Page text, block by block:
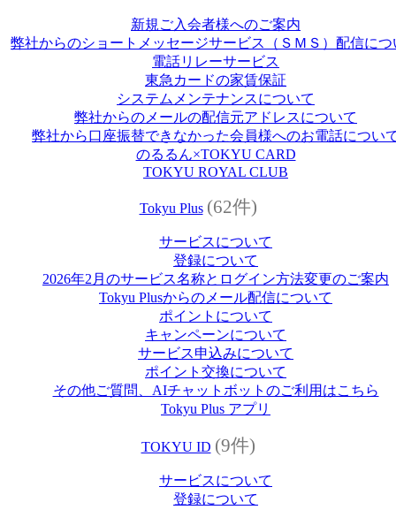
新規ご入会者様へのご案内
弊社からのショートメッセージサービス（ＳＭＳ）配信につ
電話リレーサービス
東急カードの家賃保証
システムメンテナンスについて
弊社からのメールの配信元アドレスについて
弊社から口座振替できなかった会員様へのお電話につい
のるるん×TOKYU CARD
TOKYU ROYAL CLUB
Tokyu Plus (62件)
サービスについて
登録について
2026年2月のサービス名称とログイン方法変更のご案内
Tokyu Plusからのメール配信について
ポイントについて
キャンペーンについて
サービス申込みについて
ポイント交換について
その他ご質問、AIチャットボットのご利用はこちら
Tokyu Plus アプリ
TOKYU ID (9件)
サービスについて
登録について